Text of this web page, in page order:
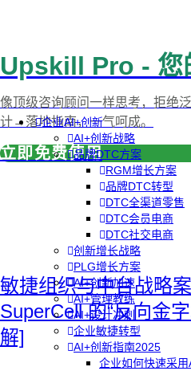
企业AI+创新
AI+创新战略
品牌DTC方案
RGM增长方案
品牌DTC转型
DTC全渠道零售
DTC会员电商
DTC社交电商
创新增长战略
PLG增长方案
AI+创新加速
AI+管理教练
AI+设计冲刺
企业敏捷转型
AI+创新指南2025
企业如何快速采用
Upskill Pro - 您
像顶级咨询顾问一样思考，拒
计→落地指南，一气呵成。
立即免费使用
敏捷组织与中台战略
SuperCell 的“反向金
解]